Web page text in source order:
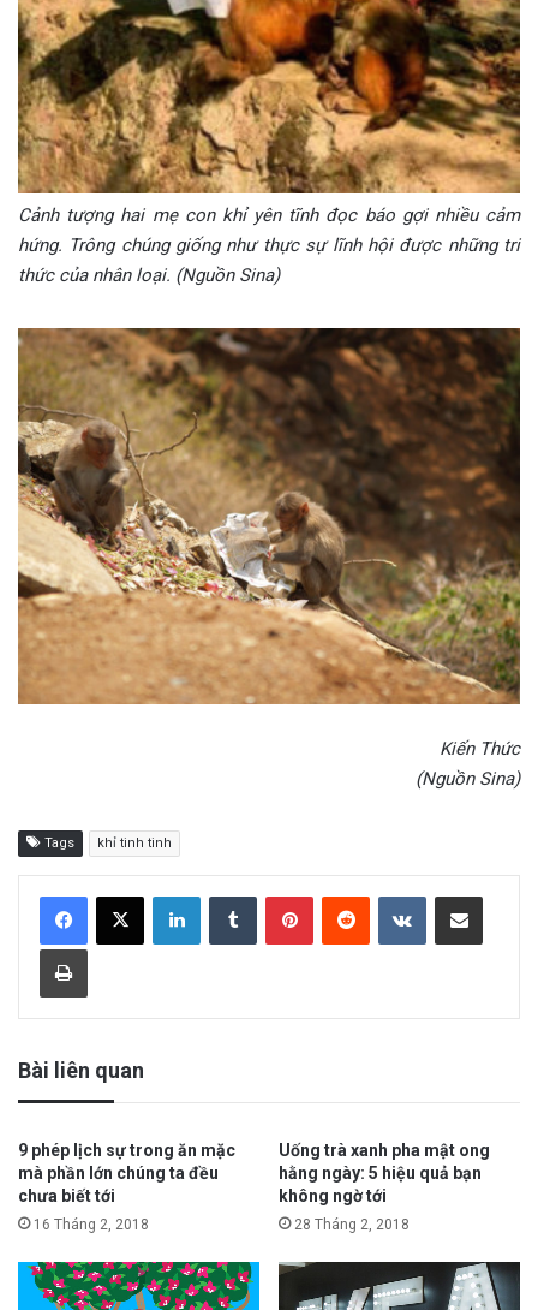
Cảnh tượng hai mẹ con khỉ yên tĩnh đọc báo gợi nhiều cảm
hứng. Trông chúng giống như thực sự lĩnh hội được những tri
thức của nhân loại. (Nguồn Sina)
Kiến Thức
(Nguồn Sina)
Tags khỉ tinh tinh
Bài liên quan
9 phép lịch sự trong ăn mặc
mà phần lớn chúng ta đều
chưa biết tới
16 Tháng 2, 2018
Uống trà xanh pha mật ong
hằng ngày: 5 hiệu quả bạn
không ngờ tới
28 Tháng 2, 2018